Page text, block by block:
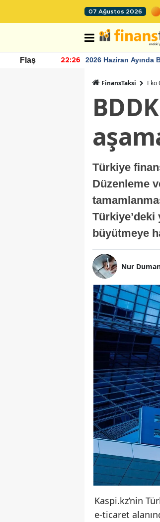
07 Ağustos 2026
Flaş 22:26
2026 Haziran Ayında
FinansTaksi Eko
Türkiye
Düzenleme
Türkiye’deki
büyütmeye
Nur
Kaspi.kz’nin
e-ticaret